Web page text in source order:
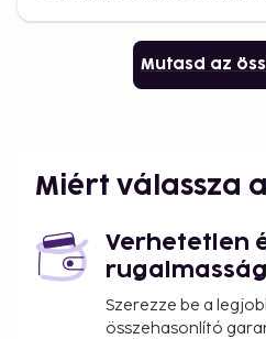
Mutasd az
Miért válassza
Verhetetlen
rugalmasság
Szerezze be a
összehasonlító